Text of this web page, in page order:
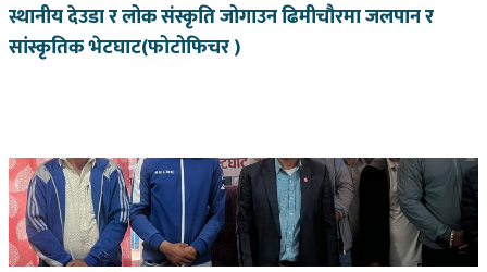
स्थानीय देउडा र लोक संस्कृति जोगाउन ढिमीचौरमा जलपान र
सांस्कृतिक भेटघाट(फोटोफिचर )